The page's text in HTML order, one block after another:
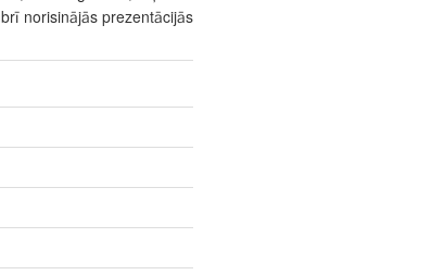
norisinājās prezentācijās